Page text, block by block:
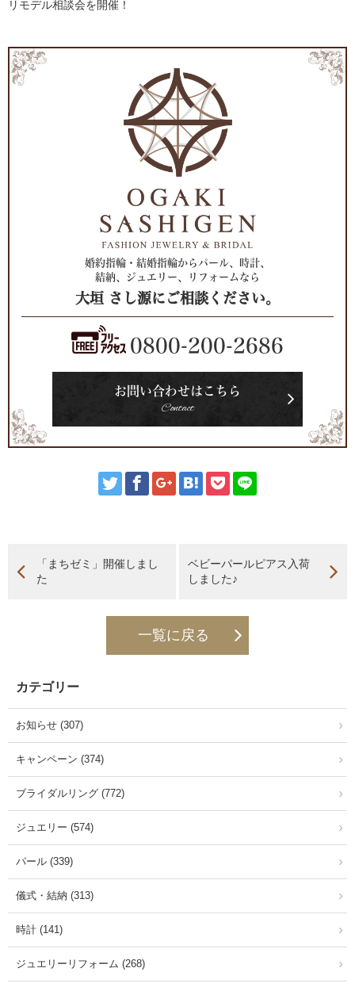
リモデル相談会を開催！
婚約指輪・結婚指輪からパール、時計、
結納、ジュエリー、リフォームなら
大垣 さし源にご相談ください。
0800-200-2686
お問い合わせはこちら
Contact
「まちゼミ」開催しまし
た
ベビーパールピアス入荷
しました♪
一覧に戻る
カテゴリー
お知らせ (307)
キャンペーン (374)
ブライダルリング (772)
ジュエリー (574)
パール (339)
儀式・結納 (313)
時計 (141)
ジュエリーリフォーム (268)